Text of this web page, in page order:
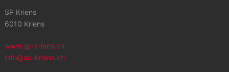
SP Kriens
6010 Kriens
www.sp-kriens.ch
info@sp-kriens.ch